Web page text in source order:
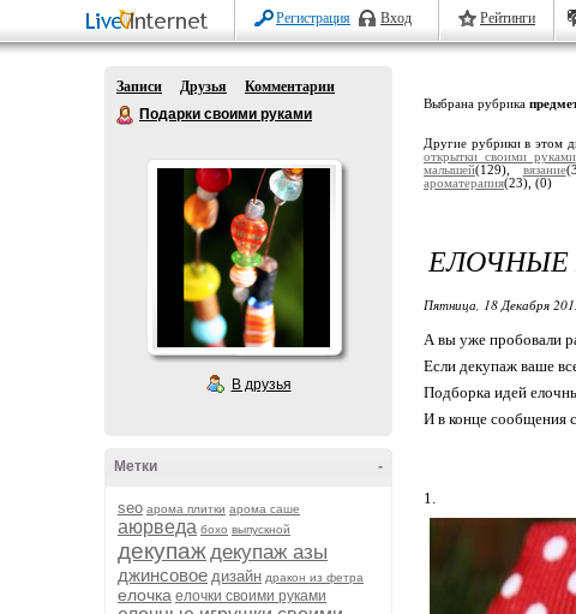
Регистрация Вход Рейтинги
Записи Друзья
Комментарии
Подарки своими руками
В друзья
-
Метки
seo арома плитки арома саше
аюрведа бохо выпускной
декупаждекупаж азы
джинсовое дизайн дракон из фетра
елочка елочки своими руками
Выбрана рубрика
Другие рубрики в этом
открытки своими руками
малышей(129), вязание
ароматерапия(23), (0)
Пятница, 18 Декабря
А вы уже пробовали
Если декупаж ваше
Подборка идей
И в конце сообщения
1.